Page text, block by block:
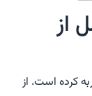
از
کرده است. از